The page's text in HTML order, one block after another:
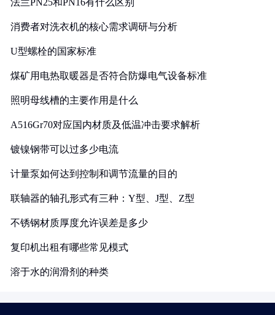
法兰PN25和PN16有什么区别
消费者对洗衣机的核心需求调研与分析
U型螺栓的国家标准
煤矿用电热取暖器是否符合防爆电气设备标准
照明母线槽的主要作用是什么
A516Gr70对应国内材质及低温冲击要求解析
镀镍钢带可以过多少电流
计量泵如何达到控制和调节流量的目的
联轴器的轴孔形式有三种：Y型、J型、Z型
不锈钢材质厚度允许误差是多少
复印机出租有哪些常见模式
溶于水的润滑剂的种类